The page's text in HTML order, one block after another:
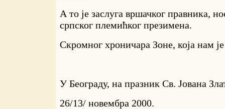
А то је заслуга вршачког правника,
српског племићког презимена.
Скромног хроничара Зоне, која нам
У Београду, на празник Св. Јована
26/13/ новембра 2000.